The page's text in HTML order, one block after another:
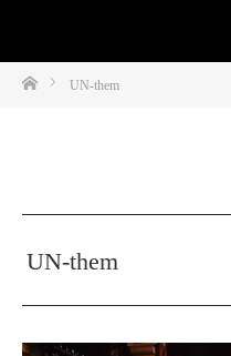
ホームUN-them
UN-them